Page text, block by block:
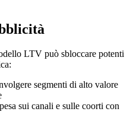
LTV può sbloccare potenti
segmenti di alto valore
sui canali e sulle coorti con